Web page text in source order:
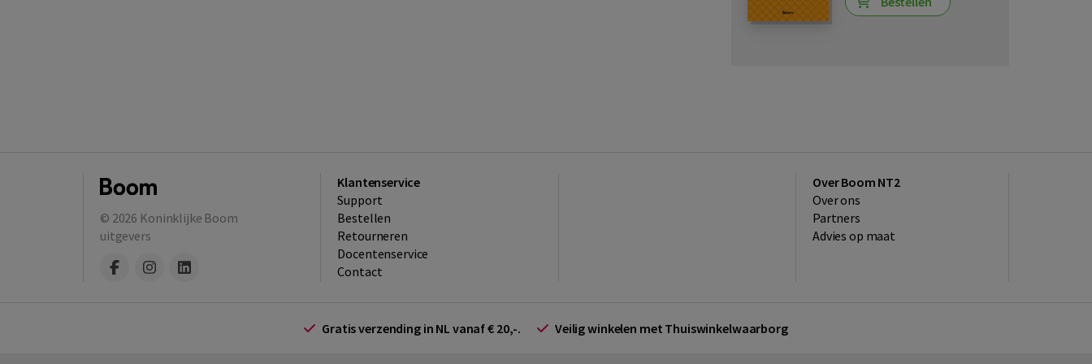
© 2026 Koninklijke Boom
uitgevers
Klantenservice
Support
Bestellen
​Retourneren
Docentenservice
Contact
Over Boom NT2
Over ons
Partners
Advies op maat
Gratis verzending in NL vanaf € 20,-. Veilig winkelen met Thuiswinkelwaarborg